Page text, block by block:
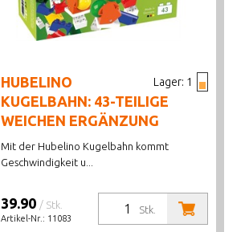
Lager: 1
HUBELINO
KUGELBAHN: 43-TEILIGE
WEICHEN ERGÄNZUNG
Mit der Hubelino Kugelbahn kommt
Geschwindigkeit u...
Stk.
39.90 / Stk.
Artikel-Nr.: 11083